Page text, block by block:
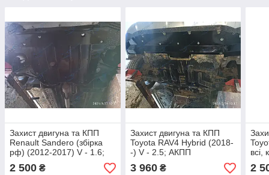
Захист двигуна та КПП
Renault Sandero (збірка
рф) (2012-2017) V - 1.6;
АКПП
2 500 ₴
Захист двигуна та КПП
Toyota RAV4 Hybrid (2018-
-) V - 2.5; АКПП
3 960₴
всі,
2